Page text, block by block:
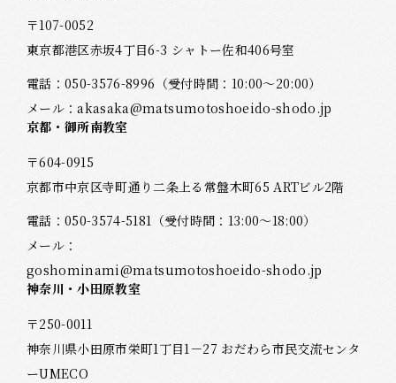
〒107-0052
東京都港区赤坂4丁目6-3 シャトー佐和406号室
電話：050-3576-8996 （受付時間：10:00～20:00）
メール：akasaka@matsumotoshoeido-shodo.jp
京都・御所南教室
〒604-0915
京都市中京区寺町通り二条上る常盤木町65 ARTビル2階
電話：050-3574-5181 （受付時間：13:00～18:00）
メール：
goshominami@matsumotoshoeido-shodo.jp
神奈川・小田原教室
〒250-0011
神奈川県小田原市栄町1丁目1－27 おだわら市民交流センタ
ーUMECO